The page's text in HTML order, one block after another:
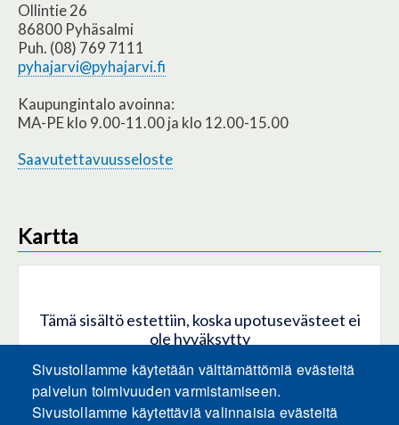
Ollintie 26
86800 Pyhäsalmi
Puh. (08) 769 7111
pyhajarvi@pyhajarvi.fi
Kaupungintalo avoinna:
MA-PE klo 9.00-11.00 ja klo 12.00-15.00
Saavutettavuusseloste
Kartta
Tämä sisältö estettiin, koska upotusevästeet ei
ole hyväksytty
HYVÄKSY KAIKKI EVÄSTEET
Sivustollamme käytetään välttämättömiä evästeitä
palvelun toimivuuden varmistamiseen.
Sivustollamme käytettäviä valinnaisia evästeitä